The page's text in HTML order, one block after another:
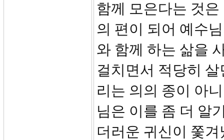
함께 모은다는 것
의 편이 되어 예수
와 함께 하는 삶을
걸치면서 적당히
리는 의의 종이 아
님은 이를 좀 더 알
더러운 귀신이 쫓